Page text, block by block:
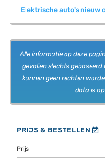
Elektrische auto's nieuw
Alle informatie op deze
gevallen slechts
kunnen geen rechten
data is
PRIJS & BESTELLEN
Prijs